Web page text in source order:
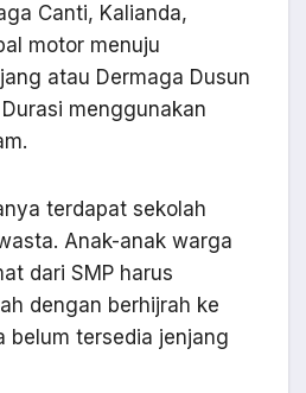
Canti, Kalianda,
motor menuju
atau Dermaga Dusun
menggunakan
terdapat sekolah
Anak-anak warga
dari SMP harus
dengan berhijrah ke
belum tersedia jenjang